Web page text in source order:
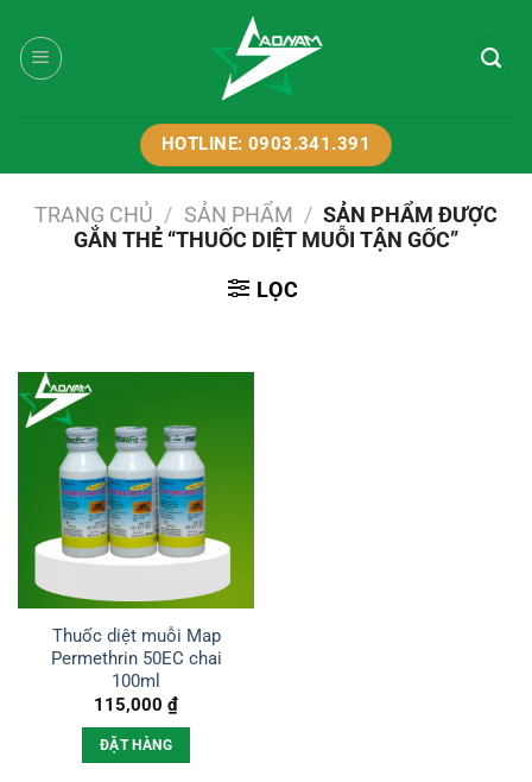
qua
nội
HOTLINE: 0903.341.391
TRANG CHỦ / SẢN PHẨM / SẢN PHẨM ĐƯỢC
GẮN THẺ “THUỐC DIỆT MUỖI TẬN GỐC”
LỌC
Thuốc diệt muỗi Map
Permethrin 50EC chai
100ml
115,000 ₫
ĐẶT HÀNG